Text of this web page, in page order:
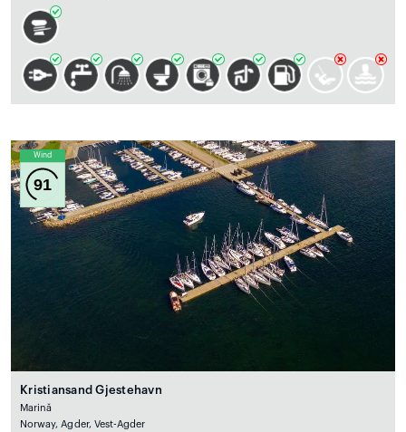
Wind
91
Kristiansand Gjestehavn
Marină
Norway, Agder, Vest-Agder